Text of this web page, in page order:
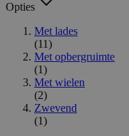
Opties
Met lades
(11)
Met opbergruimte
(1)
Met wielen
(2)
Zwevend
(1)